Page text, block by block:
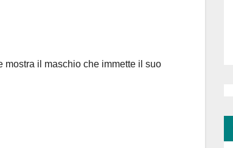
mostra il maschio che immette il suo